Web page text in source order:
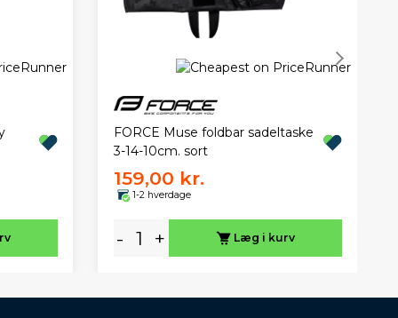
FORCE Muse foldbar sadeltaske
3-14-10cm. sort
159,00 kr.
1-2 hverdage
- + Læg i kurv